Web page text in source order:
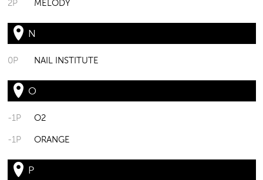
2P MELODY
N
0P NAIL INSTITUTE
O
-1P O2
-1P ORANGE
P